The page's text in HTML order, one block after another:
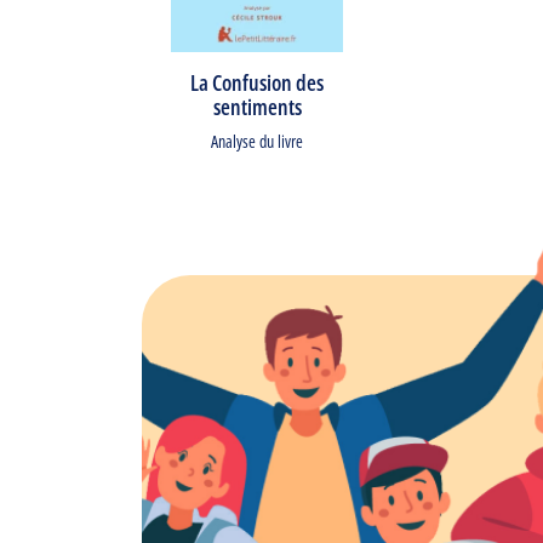
La Confusion des
sentiments
Analyse du livre